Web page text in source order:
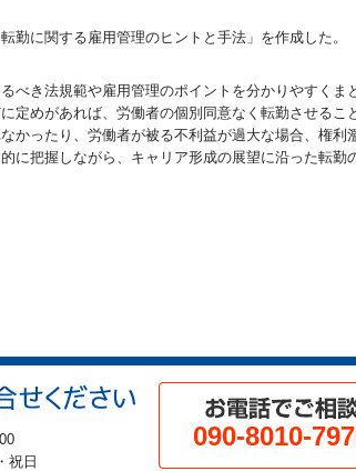
勤に関する雇用管理のヒントと手法」を作成した。
べき法規範や雇用管理のポイントを分かりやすくま
定めがあれば、労働者の個別同意なく転勤させるこ
かったり、労働者が被る不利益が過大な場合、権利
に把握しながら、キャリア形成の展望に沿った転勤
祝日
090-8010-